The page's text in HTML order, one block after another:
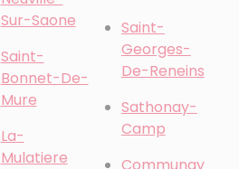
Sur-Saone
Saint-
Bonnet-De-
Mure
La-
Mulatiere
Saint-
Georges-
De-Reneins
Sathonay-
Camp